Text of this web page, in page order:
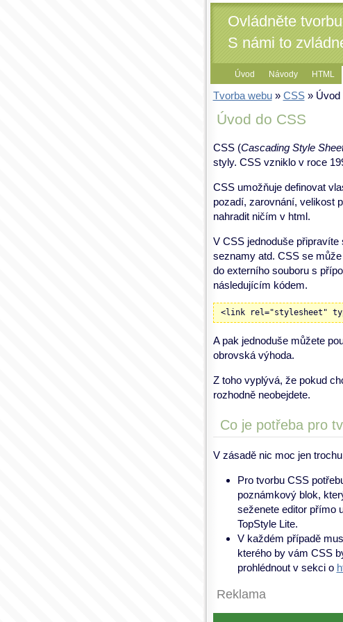
Ovládněte
S námi to
Úvod Návody HTML
Tvorba webu» CSS» Úvod
Úvod do CSS
CSS (Cascading Style
styly. CSS vzniklo v roce
CSS umožňuje definovat
pozadí, zarovnání, velikost
nahradit ničím v html.
V CSS jednoduše
seznamy atd. CSS se
do externího souboru s
následujícím kódem.
<link rel="stylesheet"
A pak jednoduše můžete
obrovská výhoda.
Z toho vyplývá, že pokud
rozhodně neobejdete.
Co je potřeba pro
V zásadě nic moc jen
Pro tvorbu CSS
poznámkový blok,
seženete editor přímo
TopStyle Lite.
V každém případě
kterého by vám CSS
prohlédnout v sekci o
Reklama